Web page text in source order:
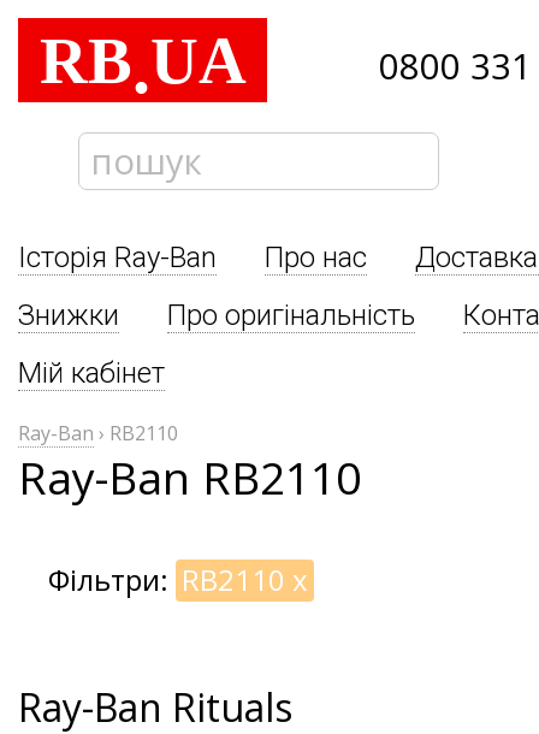
RB.UA 0800
Історія Ray-Ban Про нас
Знижки
Про оригінальність
Мій кабінет
Ray-Ban › RB2110
Ray-Ban RB2110
Фільтри: RB2110 x
Ray-Ban Rituals